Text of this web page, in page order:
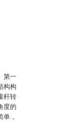
第一
构构
杆转
度的
，